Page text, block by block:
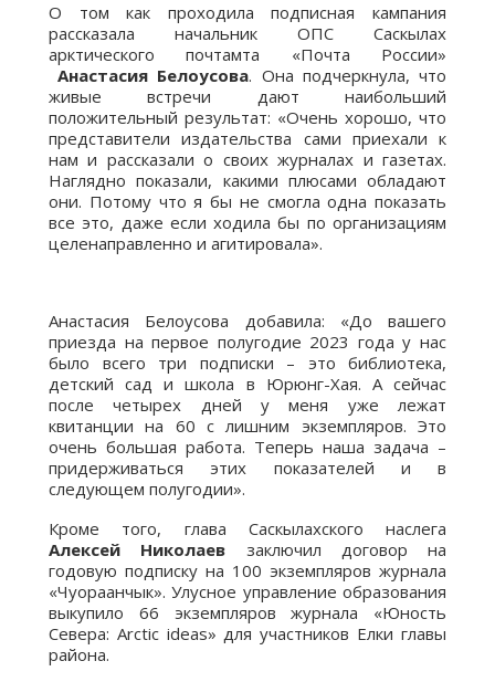
О том как проходила подписная кампания
рассказала начальник ОПС Саскылах
арктического почтамта «Почта России»
Анастасия Белоусова. Она подчеркнула, что
живые встречи дают наибольший
положительный результат: «Очень хорошо, что
представители издательства сами приехали к
нам и рассказали о своих журналах и газетах.
Наглядно показали, какими плюсами обладают
они. Потому что я бы не смогла одна показать
все это, даже если ходила бы по организациям
целенаправленно и агитировала».
Анастасия Белоусова добавила: «До вашего
приезда на первое полугодие 2023 года у нас
было всего три подписки – это библиотека,
детский сад и школа в Юрюнг-Хая. А сейчас
после четырех дней у меня уже лежат
квитанции на 60 с лишним экземпляров. Это
очень большая работа. Теперь наша задача –
придерживаться этих показателей и в
следующем полугодии».
Кроме того, глава Саскылахского наслега
Алексей Николаев заключил договор на
годовую подписку на 100 экземпляров журнала
«Чуораанчык». Улусное управление образования
выкупило 66 экземпляров журнала «Юность
Севера: Arctic ideas» для участников Елки главы
района.